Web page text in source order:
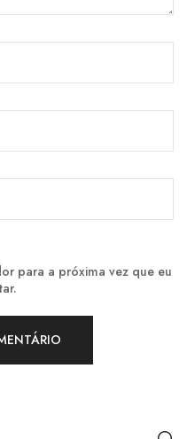
para a próxima vez que eu